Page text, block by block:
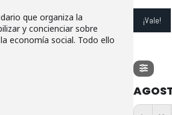
que organiza la
y concienciar sobre
economía social. Todo ello